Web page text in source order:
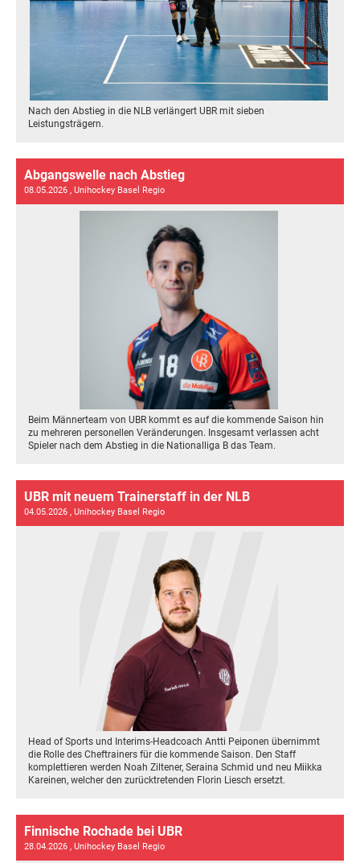
Nach den Abstieg in die NLB verlängert UBR mit sieben
Leistungsträgern.
Abgangswelle nach Abstieg
08.05.2026 , Unihockey Basel Regio
Beim Männerteam von UBR kommt es auf die kommende Saison hin
zu mehreren personellen Veränderungen. Insgesamt verlassen acht
Spieler nach dem Abstieg in die Nationalliga B das Team.
UBR mit neuem Trainerstaff in der NLB
04.05.2026 , Unihockey Basel Regio
Head of Sports und Interims-Headcoach Antti Peiponen übernimmt
die Rolle des Cheftrainers für die kommende Saison. Den Staff
komplettieren werden Noah Ziltener, Seraina Schmid und neu Miikka
Kareinen, welcher den zurücktretenden Florin Liesch ersetzt.
Finnische Rochade bei UBR
28.04.2026 , Unihockey Basel Regio